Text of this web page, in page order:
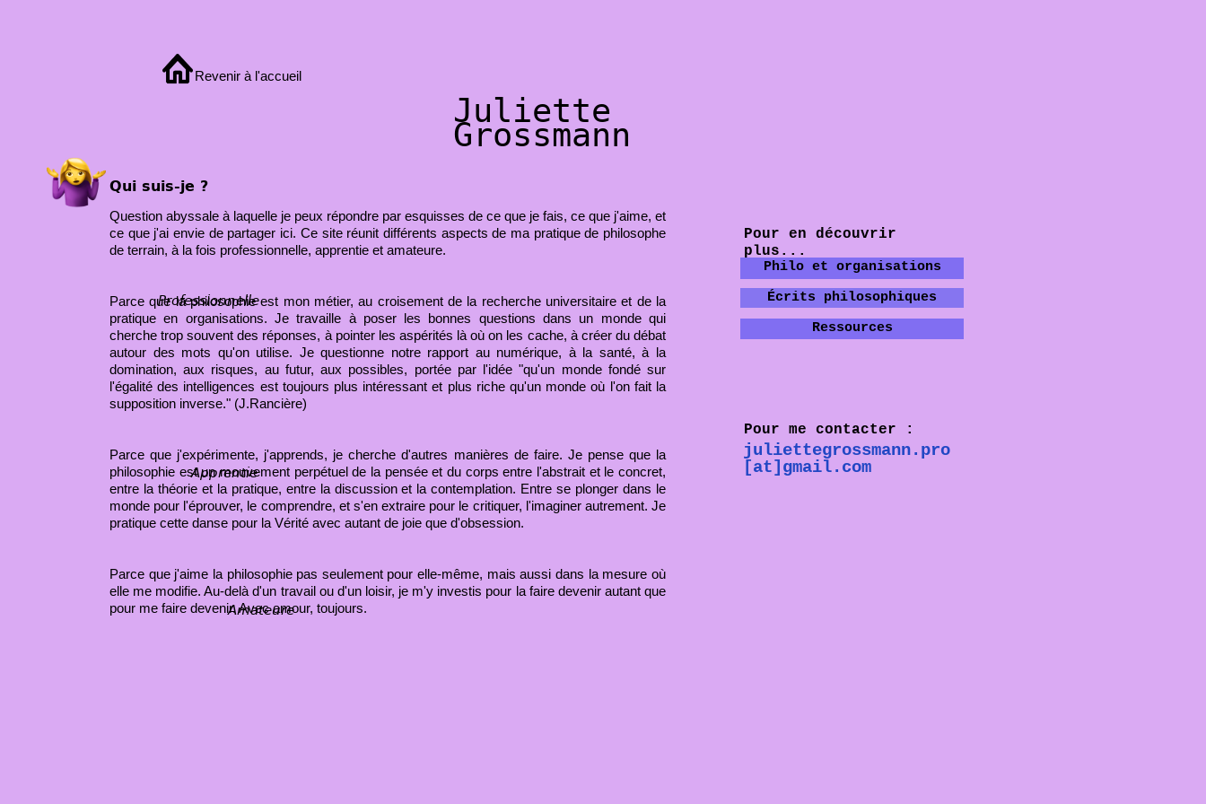
Pour en découvrir
plus...
Juliette
Grossmann
Philo et organisations
Écrits philosophiques
Question abyssale à laquelle je peux répondre par esquisses de ce que je fais, ce que j'aime, et
ce que j'ai envie de partager ici. Ce site réunit différents aspects de ma pratique de philosophe
de terrain, à la fois professionnelle, apprentie et amateure.
Parce que la philosophie est mon métier, au croisement de la recherche universitaire et de la
pratique en organisations. Je travaille à poser les bonnes questions dans un monde qui
cherche trop souvent des réponses, à pointer les aspérités là où on les cache, à créer du débat
autour des mots qu'on utilise. Je questionne notre rapport au numérique, à la santé, à la
domination, aux risques, au futur, aux possibles, portée par l'idée "qu'un monde fondé sur
l'égalité des intelligences est toujours plus intéressant et plus riche qu'un monde où l'on fait la
supposition inverse." (J.Rancière)
Parce que j'expérimente, j'apprends, je cherche d'autres manières de faire. Je pense que la
philosophie est un mouvement perpétuel de la pensée et du corps entre l'abstrait et le concret,
entre la théorie et la pratique, entre la discussion et la contemplation. Entre se plonger dans le
monde pour l'éprouver, le comprendre, et s'en extraire pour le critiquer, l'imaginer autrement. Je
pratique cette danse pour la Vérité avec autant de joie que d'obsession.
Parce que j'aime la philosophie pas seulement pour elle-même, mais aussi dans la mesure où
elle me modifie. Au-delà d'un travail ou d'un loisir, je m'y investis pour la faire devenir autant que
pour me faire devenir. Avec amour, toujours.
Ressources
Revenir à l'accueil
Qui suis-je ?
juliettegrossmann.pro
[at]gmail.com
Pour me contacter :
Professionnelle
Apprentie
Amateure